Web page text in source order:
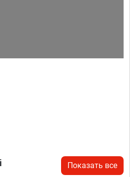
Показать все